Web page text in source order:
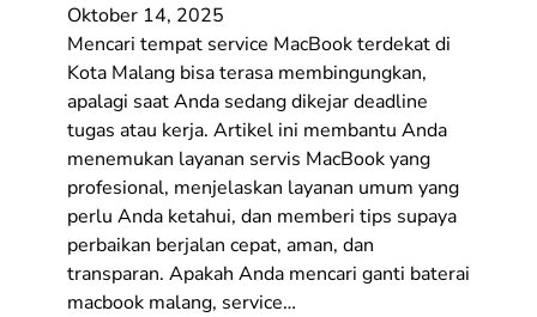
Oktober 14, 2025
Mencari tempat service MacBook terdekat di
Kota Malang bisa terasa membingungkan,
apalagi saat Anda sedang dikejar deadline
tugas atau kerja. Artikel ini membantu Anda
menemukan layanan servis MacBook yang
profesional, menjelaskan layanan umum yang
perlu Anda ketahui, dan memberi tips supaya
perbaikan berjalan cepat, aman, dan
transparan. Apakah Anda mencari ganti baterai
macbook malang, service…